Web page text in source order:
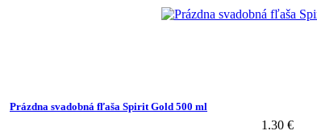
Prázdna svadobná fľaša Spirit Gold 500 ml
1.30 €